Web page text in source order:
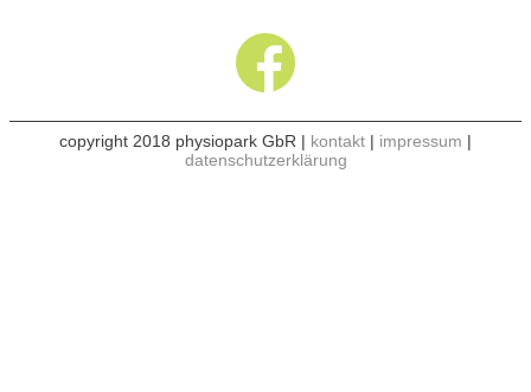
copyright 2018 physiopark GbR | kontakt | impressum |
datenschutzerklärung